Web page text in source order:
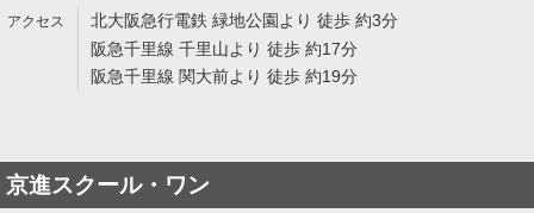
北大阪急行電鉄 緑地公園より 徒歩 約3分
阪急千里線 千里山より 徒歩 約17分
阪急千里線 関大前より 徒歩 約19分
京進スクール・ワン